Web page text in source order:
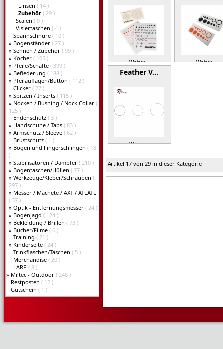
Linsen ( 14 )
Zubehör ( 29 )
Scalen ( 9 )
Visiertaschen ( 4 )
Spannschnüre ( 10 )
» Bogenständer ( 27 )
» Sehnen / Zubehör ( 99 )
» Köcher ( 105 )
» Pfeile/Schäfte ( 399 )
» Befiederung ( 188 )
» Pfeilauflagen/Button ( 112 )
Clicker ( 27 )
» Spitzen / Inserts ( 115 )
» Nocken / Bushing / Nock Collar (
125 )
Endenschutz ( 3 )
» Handschuhe / Tabs ( 83 )
» Armschutz / Sleeve ( 62 )
Brustschutz ( 1 )
» Bogen und Fingerschlingen ( 18
)
» Stabilisatoren / Dämpfer ( 210 )
» Bogentaschen/Hüllen ( 77 )
» Werkzeuge/Kleber/Schrauben (
297 )
» Messer / Machete / AXT / ATLATL
( 37 )
» Optik - Entfernungsmesser ( 24 )
» Bogenjagd ( 124 )
» Bekleidung / Brillen ( 73 )
» Bücher/Filme ( 6 )
Training ( 21 )
» Kinderseite ( 24 )
Trinkflaschen/Taschen ( 5 )
Merchandise ( 20 )
LARP ( 8 )
» Miltec - Outdoor ( 248 )
Restposten ( 12 )
Gutschein ( 1 )
Weiter » Weiter »
Feather V…
Weiter »
Artikel 17 von 29 in dieser Kategorie